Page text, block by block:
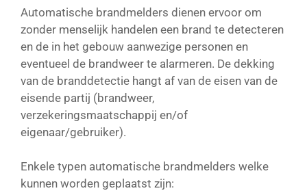
Automatische brandmelders dienen ervoor om
zonder menselijk handelen een brand te detecteren
en de in het gebouw aanwezige personen en
eventueel de brandweer te alarmeren. De dekking
van de branddetectie hangt af van de eisen van de
eisende partij (brandweer,
verzekeringsmaatschappij en/of
eigenaar/gebruiker).
Enkele typen automatische brandmelders welke
kunnen worden geplaatst zijn: